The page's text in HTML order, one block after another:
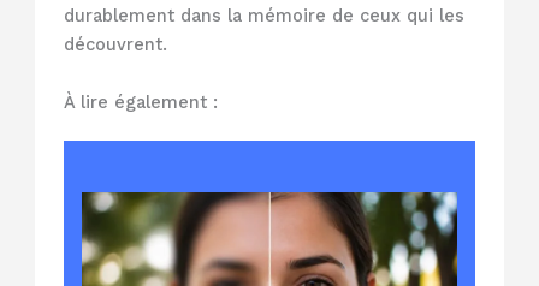
durablement dans la mémoire de ceux qui les
découvrent.
À lire également :